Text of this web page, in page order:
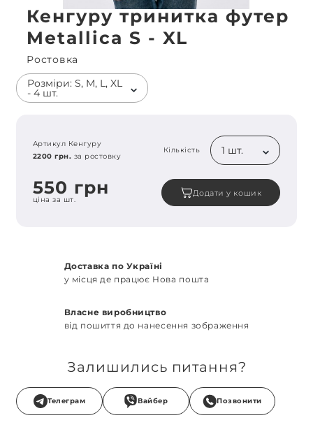
Кенгуру тринитка футер
Metallica S - XL
Ростовка
Розміри: S, M, L, XL
- 4 шт.
Артикул Кенгуру
2200 грн. за ростовку
Кількість 1 шт.
550 грн
ціна за шт.
Додати у кошик
Доставка по Україні
у місця де працює Нова пошта
Власне виробництво
від пошиття до нанесення зображення
Залишились питання?
Телеграм Вайбер Позвонити